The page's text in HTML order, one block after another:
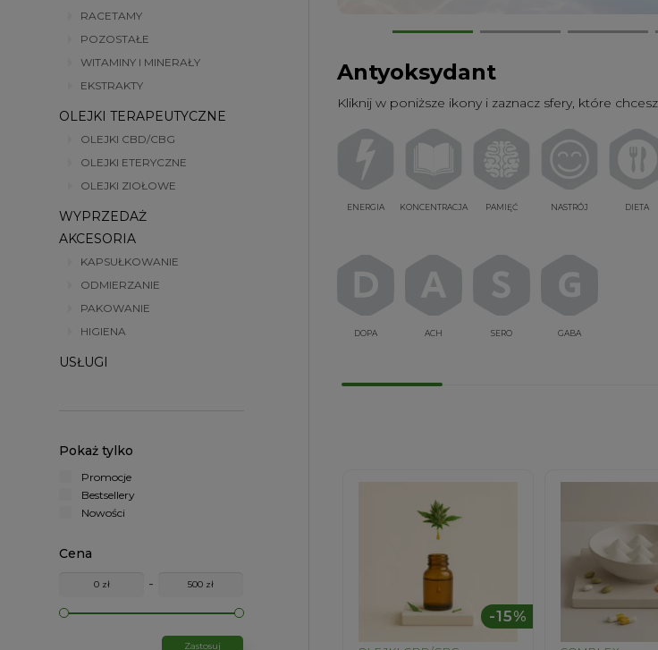
RACETAMY
POZOSTAŁE
WITAMINY I MINERAŁY
EKSTRAKTY
AKCESORIA
KAPSUŁKOWANIE
ODMIERZANIE
PAKOWANIE
HIGIENA
OLEJKI TERAPEUTYCZNE
OLEJKI CBD/CBG
OLEJKI ETERYCZNE
OLEJKI ZIOŁOWE
USŁUGI
WYPRZEDAŻ
Pokaż tylko
Promocje
Bestsellery
Nowości
Cena
-
Zastosuj
Antyoksydant
Kliknij w poniższe ikony i zaznacz sfery, które
ENERGIA KONCENTRACJA PAMIĘĆ NASTRÓJ DIETA
DOPA ACH SERO GABA
-15%